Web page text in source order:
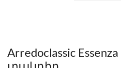
Arredoclassic